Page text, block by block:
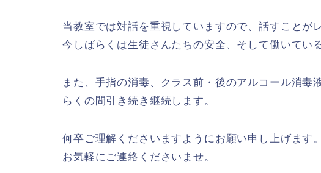
当教室では対話を重視していますので、話すことが
今しばらくは生徒さんたちの安全、そして働いてい
また、手指の消毒、クラス前・後のアルコール消毒
らくの間引き続き継続します。
何卒ご理解くださいますようにお願い申し上げます
お気軽にご連絡くださいませ。